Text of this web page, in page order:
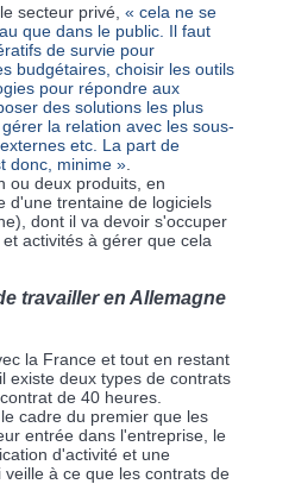
secteur privé, « cela ne se
que dans le public. Il faut
de survie pour
budgétaires, choisir les outils
pour répondre aux
des solutions les plus
la relation avec les sous-
etc. La part de
donc, minime »
ou deux produits, en
d'une trentaine de logiciels
dont il va devoir s'occuper
activités à gérer que cela
travailler en Allemagne
la France et tout en restant
existe deux types de contrats
de 40 heures.
cadre du premier que les
entrée dans l'entreprise, le
d'activité et une
à ce que les contrats de